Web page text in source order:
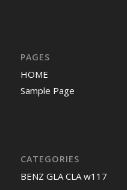
PAGES
HOME
Sample Page
CATEGORIES
BENZ GLA CLA w117